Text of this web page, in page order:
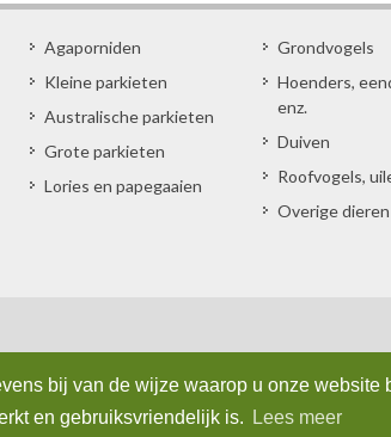
bij van de wijze waarop u onze website
en gebruiksvriendelijk is.
Lees meer
Agaporniden
Kleine parkieten
Australische parkieten
Grote parkieten
Lories en papegaaien
Grondvogels
Hoenders,
enz.
Duiven
Roofvogels,
Overige dieren